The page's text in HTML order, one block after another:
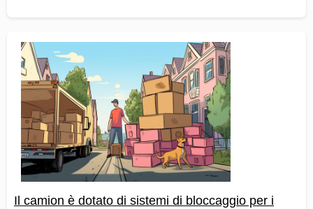
Il camion è dotato di sistemi di bloccaggio per i